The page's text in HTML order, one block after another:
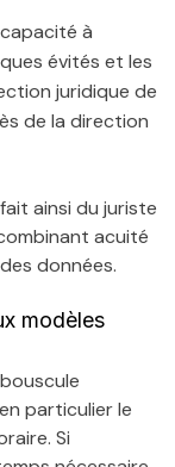
à
évités et les
juridique de
de la direction
ainsi du juriste
acuité
données.
modèles
particulier le
Si